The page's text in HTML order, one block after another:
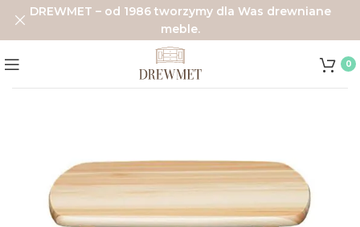
0
DREWMET – od 1986 tworzymy dla Was drewniane
meble.